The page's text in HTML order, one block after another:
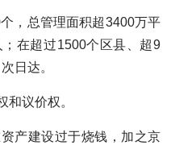
，总管理面积超3400万平
在超过1500个区县、超9
日达。
和议价权。
产建设过于烧钱，加之京